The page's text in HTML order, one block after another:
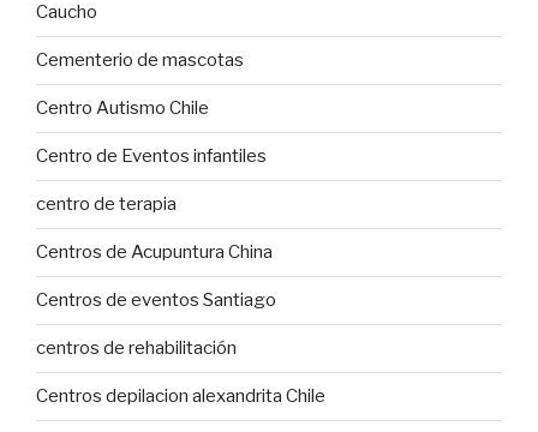
Caucho
Cementerio de mascotas
Centro Autismo Chile
Centro de Eventos infantiles
centro de terapia
Centros de Acupuntura China
Centros de eventos Santiago
centros de rehabilitación
Centros depilacion alexandrita Chile